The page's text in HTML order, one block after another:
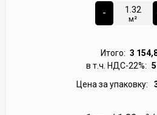
-
м²
Итого: 3
в т.ч. НДС-22%:
Цена за упаковку: